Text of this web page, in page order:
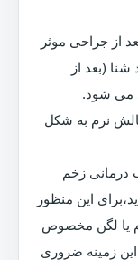
از جراحی موثر
(بعد از
می شود.
نرم به شکل
درمانی زخم
این منظور
یا لگن مخصوص
زمینه ضروری